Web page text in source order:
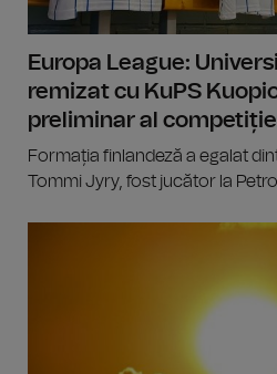
Europa League:
remizat cu KuPS
preliminar al
Formația finlandeză a egalat
Tommi Jyry, fost jucător la